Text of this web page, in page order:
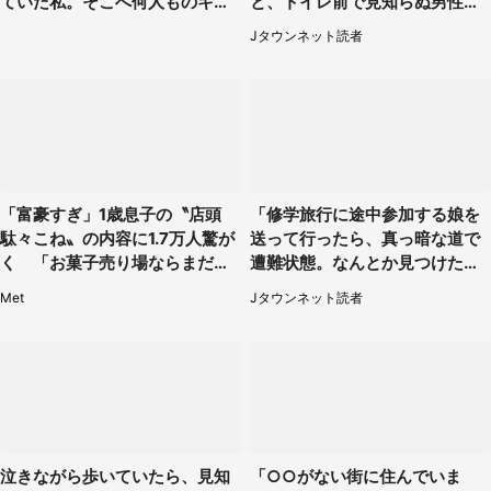
（東京都・女性）
Jタウンネット読者
「富豪すぎ」1歳息子の〝店頭
駄々こね〟の内容に1.7万人驚が
く 「お菓子売り場ならまだし
Met
「修学旅行に途中参加する娘を
送って行ったら、真っ暗な道で
遭難状態。なんとか見つけた民
家に助けを求めると、住人の男
性が...」
Jタウンネット読者
泣きながら歩いていたら、見知
「○○がない街に住んでいま